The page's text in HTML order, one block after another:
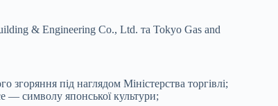
& Engineering Co., Ltd. та Tokyo Gas and
під наглядом Міністерства торгівлі;
— символу японської культури;